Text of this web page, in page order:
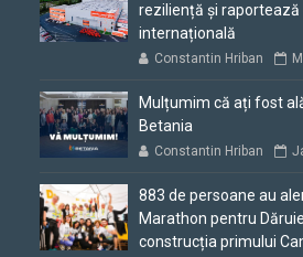
reziliență și raportează
internațională
Constantin Hriban
Mulțumim că ați fost
Betania
Constantin Hriban
883 de persoane au
Marathon pentru
construcția primului